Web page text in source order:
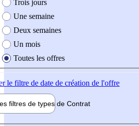
Trois jours
Une semaine
Deux semaines
Un mois
Toutes les offres
le filtre de date de création de l'offre
filtres de types de Contrat